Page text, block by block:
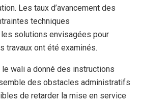
Les taux d’avancement des
techniques
solutions envisagées pour
travaux ont été examinés.
le wali a donné des instructions
des obstacles administratifs
de retarder la mise en service